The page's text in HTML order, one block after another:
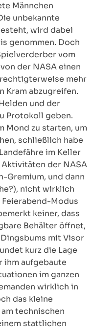
Männchen
unbekannte
wird dabei
genommen. Doch
vom
der NASA einen
mehr
Kram abzugreifen.
und der
Protokoll geben.
Mond zu starten, um
schließlich habe
im Keller
der NASA
Gremium, und dann
nicht wirklich
Modus
keiner, dass
Behälter öffnet,
mit Visor
kurz die Lage
ihm aufgebaute
im ganzen
wirklich in
das kleine
technischen
stattlichen